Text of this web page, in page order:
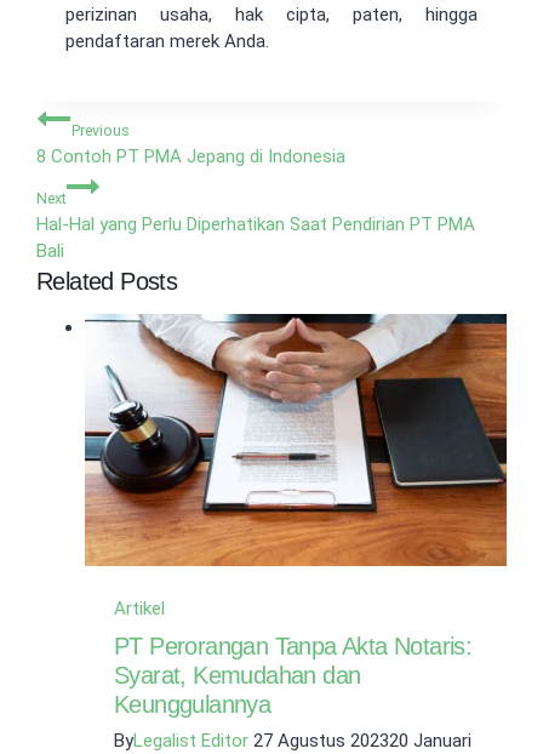
perizinan usaha, hak cipta, paten, hingga
pendaftaran merek Anda.
Navigasi
pos
Previous
8 Contoh PT PMA Jepang di Indonesia
Next
Hal-Hal yang Perlu Diperhatikan Saat Pendirian PT PMA
Bali
Related Posts
Artikel
PT Perorangan Tanpa Akta Notaris:
Syarat, Kemudahan dan
Keunggulannya
ByLegalist Editor 27 Agustus 202320 Januari